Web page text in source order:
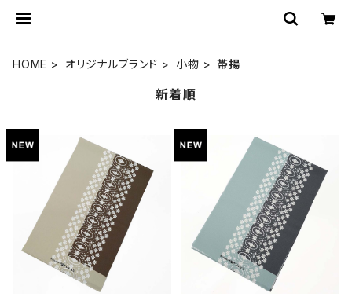
HOME オリジナルブランド 小物 帯揚
新着順